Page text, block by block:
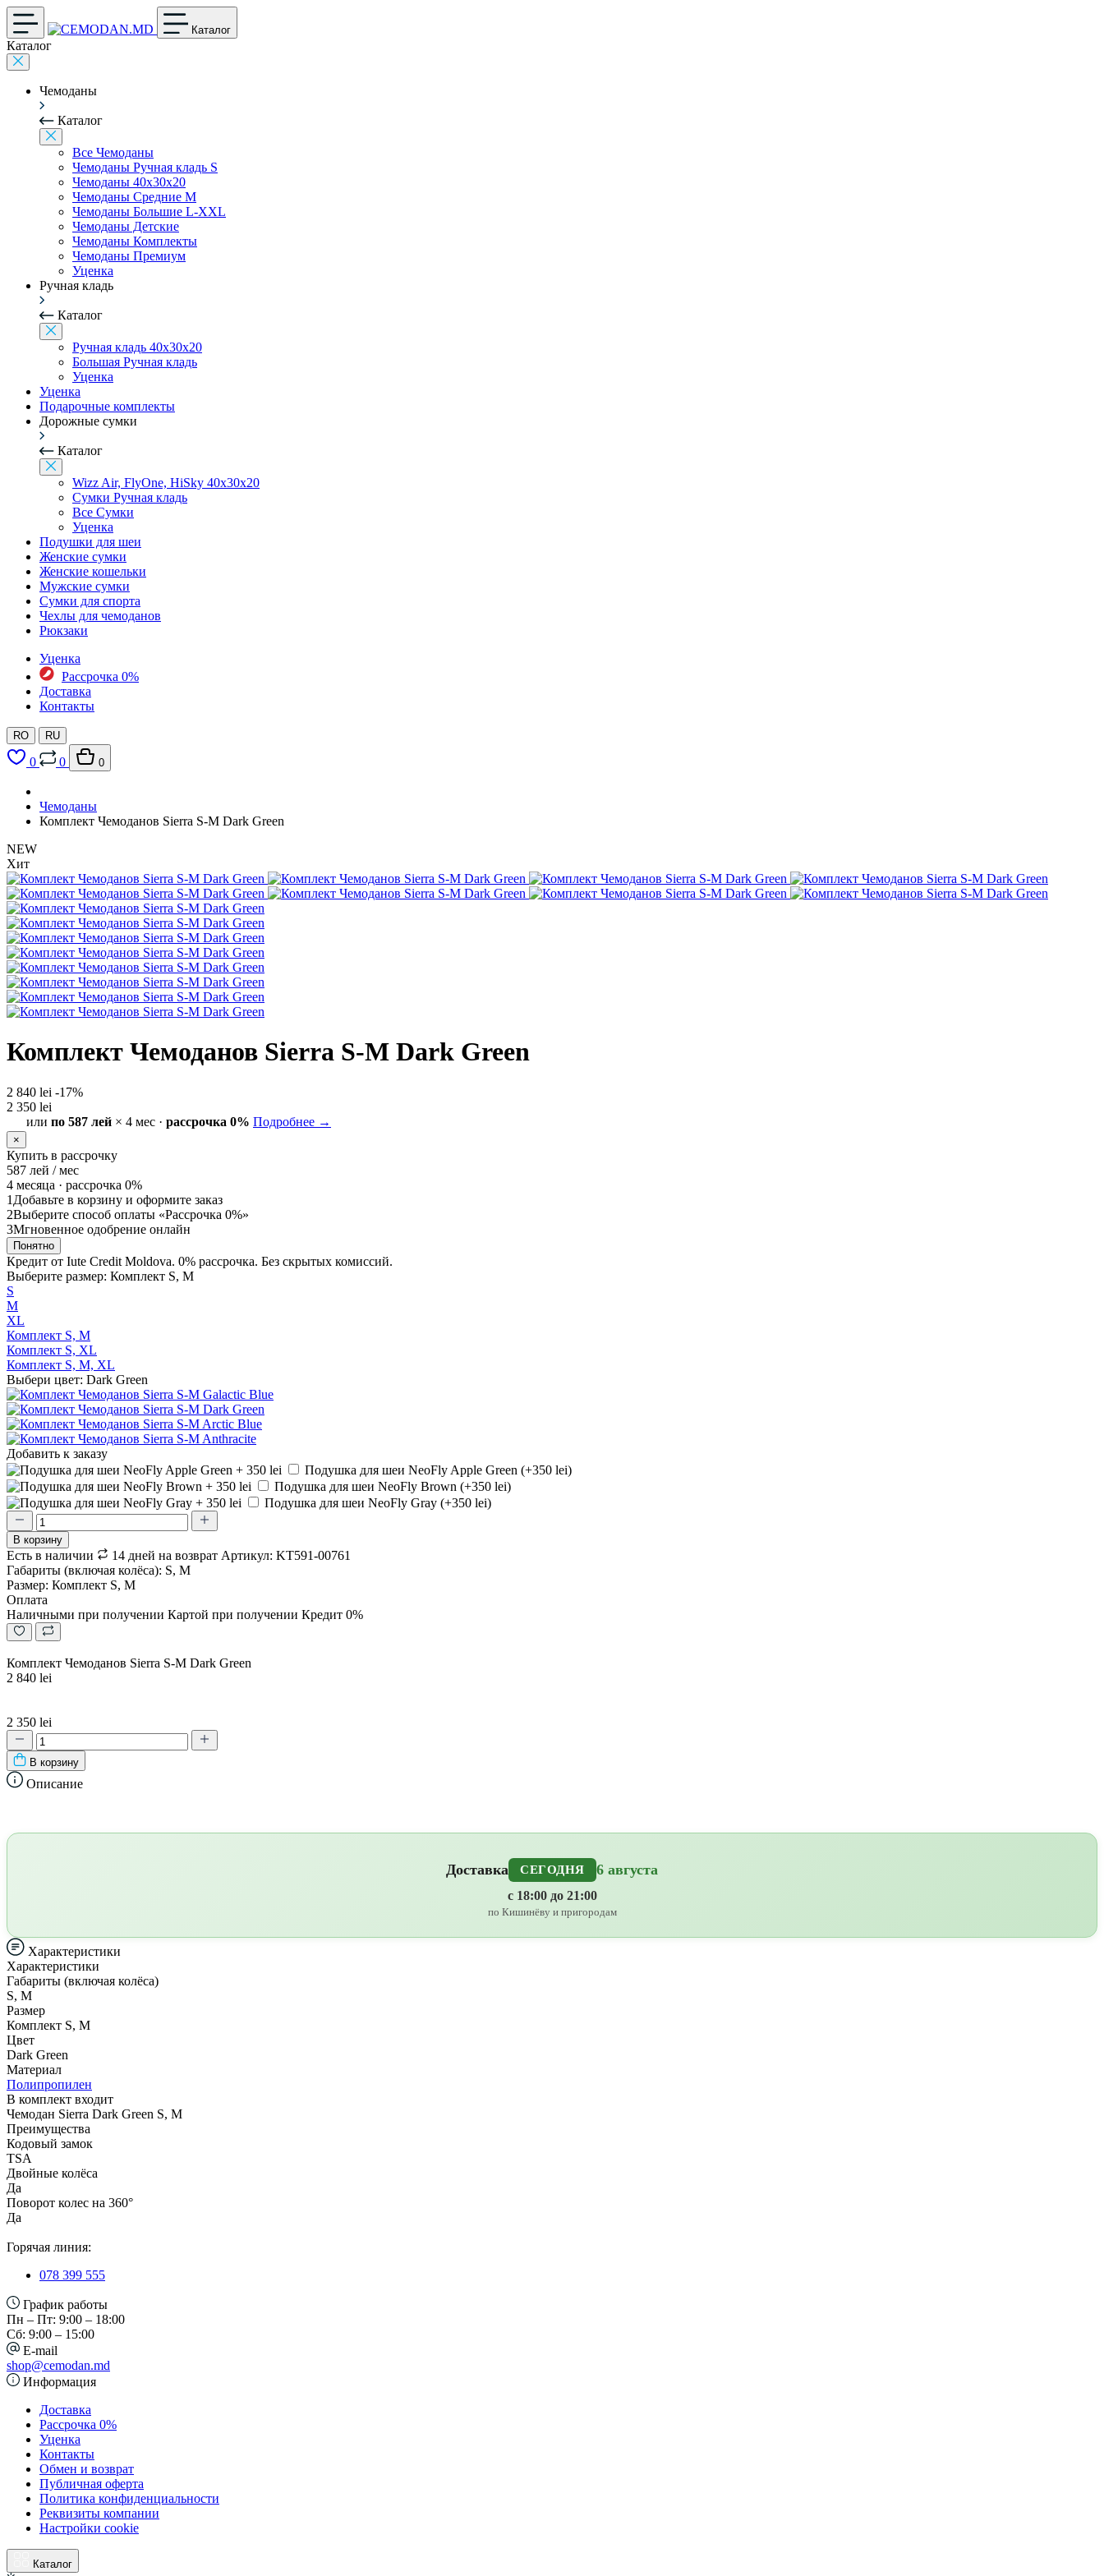
Каталог
Каталог
Чемоданы
Каталог
Все Чемоданы
Чемоданы Ручная кладь S
Чемоданы 40x30x20
Чемоданы Средние M
Чемоданы Большие L-XXL
Чемоданы Детские
Чемоданы Комплекты
Чемоданы Премиум
Уценка
Ручная кладь
Каталог
Ручная кладь 40x30x20
Большая Ручная кладь
Уценка
Уценка
Подарочные комплекты
Дорожные сумки
Каталог
Wizz Air, FlyOne, HiSky 40x30x20
Сумки Ручная кладь
Все Сумки
Уценка
Подушки для шеи
Женские сумки
Женские кошельки
Мужские сумки
Сумки для спорта
Чехлы для чемоданов
Рюкзаки
Уценка
Рассрочка 0%
Доставка
Контакты
RO RU
0 0 0
Чемоданы
Комплект Чемоданов Sierra S-M Dark Green
NEW
Хит
Комплект Чемоданов Sierra S-M Dark Green
2 840 lei -17%
2 350 lei
или по 587 лей × 4 мес · рассрочка 0% Подробнее →
×
Купить в рассрочку
587 лей / мес
4 месяца · рассрочка 0%
1 Добавьте в корзину и оформите заказ
2Выберите способ оплаты «Рассрочка 0%»
3Мгновенное одобрение онлайн
Понятно
Кредит от Iute Credit Moldova. 0% рассрочка. Без скрытых комиссий.
Выберите размер: Комплект S, M
S
М
XL
Комплект S, M
Комплект S, XL
Комплект S, M, XL
Выбери цвет: Dark Green
Добавить к заказу
Подушка для шеи NeoFly Apple Green (+350 lei)
Подушка для шеи NeoFly Brown (+350 lei)
Подушка для шеи NeoFly Gray (+350 lei)
В корзину
Есть в наличии 14 дней на возврат Артикул: KT591-00761
Габариты (включая колёса): S, M
Размер: Комплект S, M
Оплата
Наличными при получении Картой при получении Кредит 0%
Комплект Чемоданов Sierra S-M Dark Green
2 840 lei
2 350 lei
В корзину
Описание
Доставка СЕГОДНЯ 6 августа
с 18:00 до 21:00
по Кишинёву и пригородам
Характеристики
Характеристики
Габариты (включая колёса)
S, M
Размер
Комплект S, M
Цвет
Dark Green
Материал
Полипропилен
В комплект входит
Чемодан Sierra Dark Green S, M
Преимущества
Кодовый замок
TSA
Двойные колёса
Да
Поворот колес на 360°
Да
Горячая линия:
078 399 555
График работы
Пн – Пт: 9:00 – 18:00
Сб: 9:00 – 15:00
E-mail
shop@cemodan.md
Информация
Доставка
Рассрочка 0%
Уценка
Контакты
Обмен и возврат
Публичная оферта
Политика конфиденциальности
Реквизиты компании
Настройки cookie
Каталог